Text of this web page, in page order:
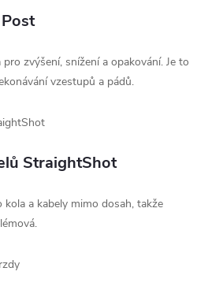
zvýšení, snížení a opakování. Je to
vzestupů a pádů.
StraightShot
kola a kabely mimo dosah, takže